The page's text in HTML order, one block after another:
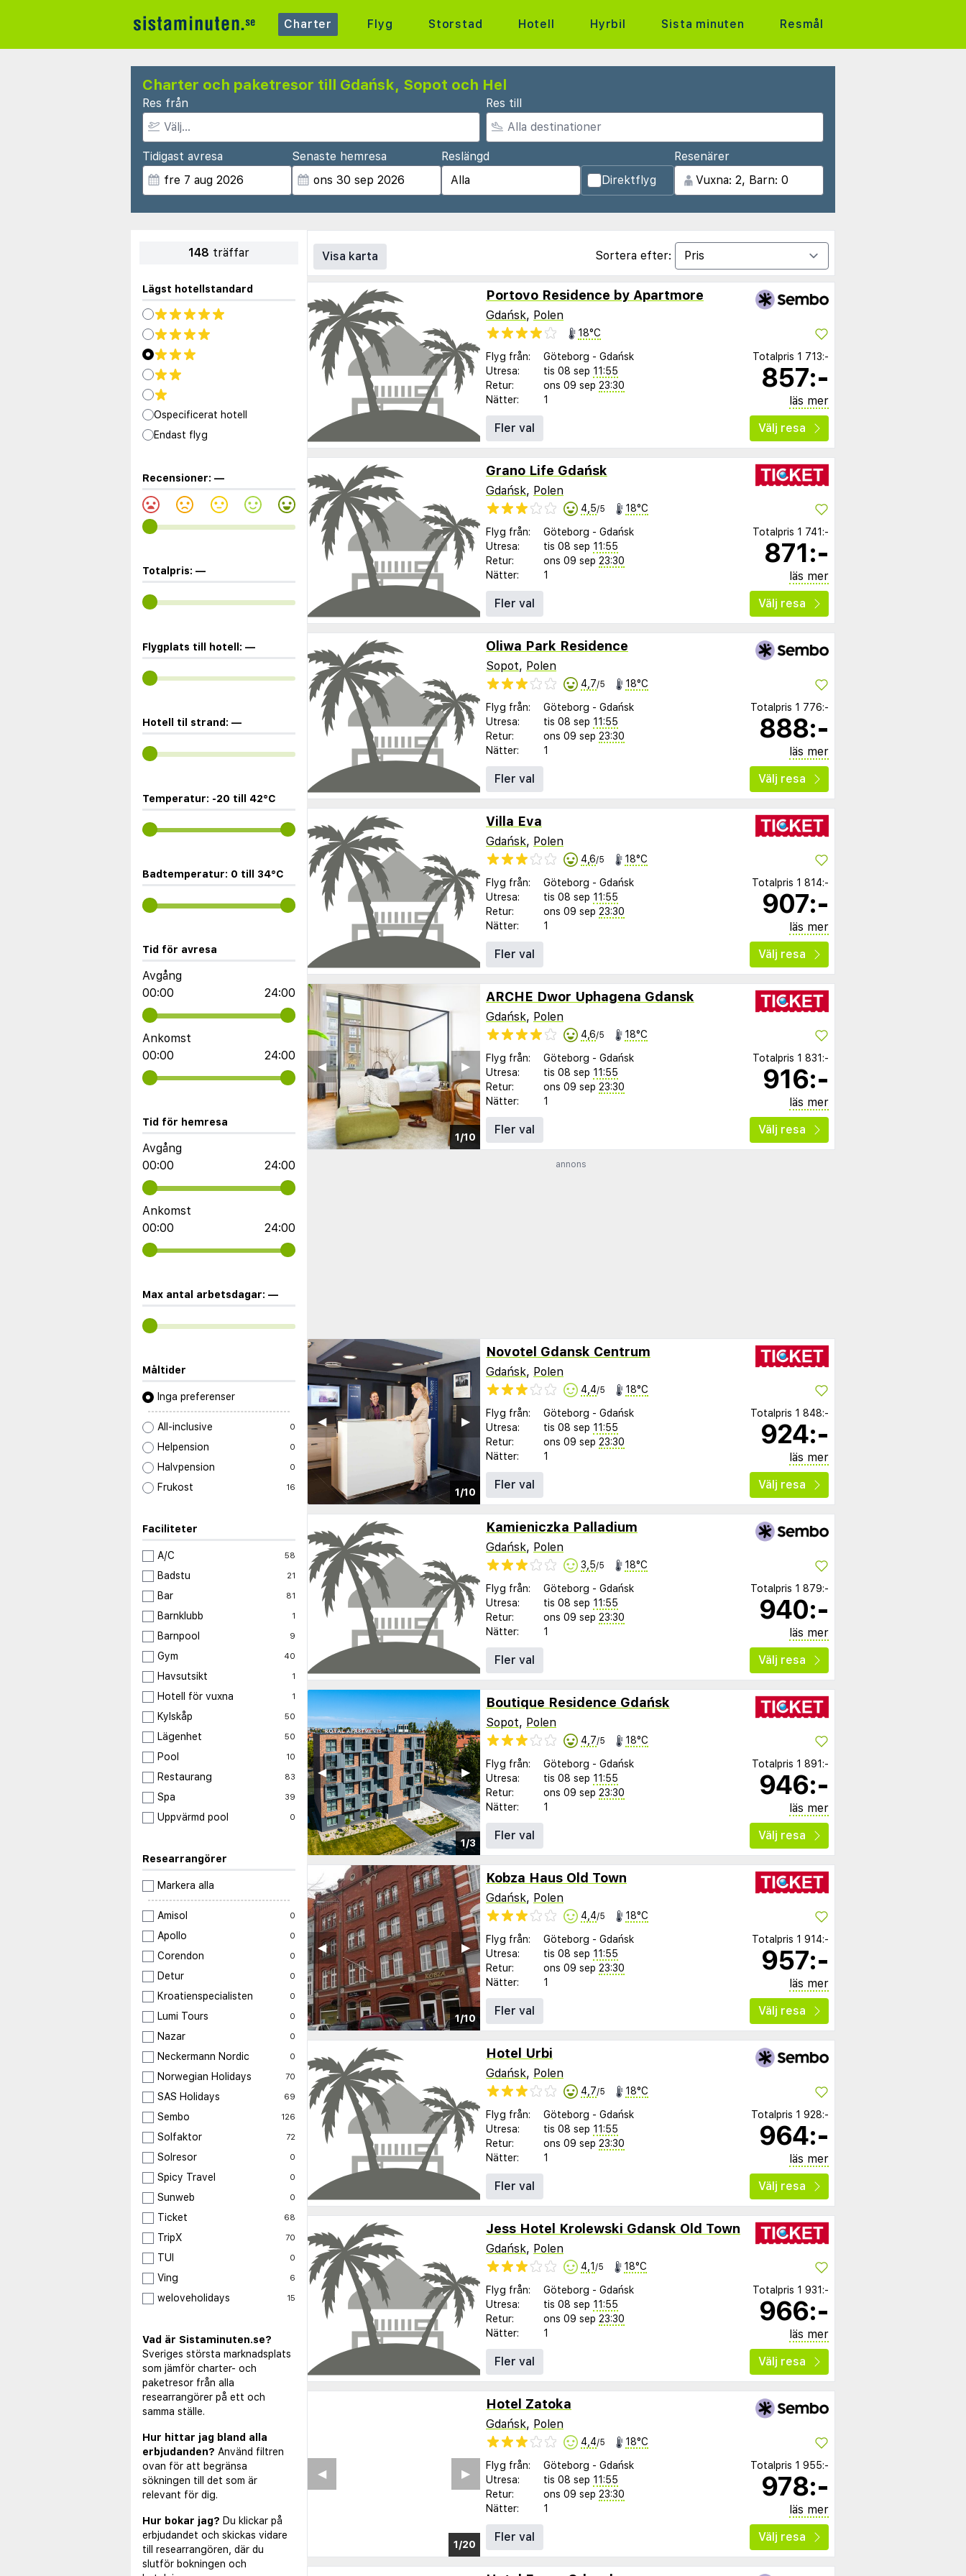
Charter Flyg Storstad Hotell Hyrbil Sista minuten Resmål
Charter och paketresor till Gdańsk, Sopot och Hel
Res från Res till
Tidigast avresa Senaste hemresa
Reslängd
Direktflyg
Resenärer
148 träffar
Lägst hotellstandard
Ospecificerat hotell
Endast flyg
Recensioner: —
Totalpris: —
Flygplats till hotell: —
Hotell til strand: —
Temperatur: -20 till 42°C
Badtemperatur: 0 till 34°C
Tid för avresa
Avgång
00:00
24:00
Ankomst
00:00
24:00
Tid för hemresa
Avgång
00:00
24:00
Ankomst
00:00
24:00
Max antal arbetsdagar: —
Måltider
Inga preferenser
All-inclusive 0
Helpension 0
Halvpension 0
Frukost 16
Faciliteter
A/C 58
Badstu 21
Bar 81
Barnklubb 1
Barnpool 9
Gym 40
Havsutsikt 1
Hotell för vuxna 1
Kylskåp 50
Lägenhet 50
Pool 10
Restaurang 83
Spa 39
Uppvärmd pool 0
Researrangörer
Markera alla
Amisol 0
Apollo 0
Corendon 0
Detur 0
Kroatienspecialisten 0
Lumi Tours 0
Nazar 0
Neckermann Nordic 0
Norwegian Holidays 70
SAS Holidays 69
Sembo 126
Solfaktor 72
Solresor 0
Spicy Travel 0
Sunweb 0
Ticket 68
TripX 70
TUI 0
Ving 6
weloveholidays 15
Vad är Sistaminuten.se?
Sveriges största marknadsplats
som jämför charter- och
paketresor från alla
researrangörer på ett och
samma ställe.
Hur hittar jag bland alla
erbjudanden? Använd filtren
ovan för att begränsa
sökningen till det som är
relevant för dig.
Hur bokar jag? Du klickar på
erbjudandet och skickas vidare
till researrangören, där du
slutför bokningen och
Visa karta Sortera efter:
Portovo Residence by Apartmore
Gdańsk, Polen
18°C
Flyg från: Göteborg - Gdańsk
Utresa:
tis 08 sep 11:55
Retur:
ons 09 sep 23:30
Nätter:
1
Totalpris 1 713:-
857:-
läs mer
Fler val
Välj resa
Grano Life Gdańsk
Gdańsk, Polen
4,5/5 18°C
Flyg från: Göteborg - Gdańsk
Utresa:
tis 08 sep 11:55
Retur:
ons 09 sep 23:30
Nätter:
1
Totalpris 1 741:-
871:-
läs mer
Fler val
Välj resa
Oliwa Park Residence
Sopot, Polen
4,7/5 18°C
Flyg från: Göteborg - Gdańsk
Utresa:
tis 08 sep 11:55
Retur:
ons 09 sep 23:30
Nätter:
1
Totalpris 1 776:-
888:-
läs mer
Fler val
Välj resa
Villa Eva
Gdańsk, Polen
4,6/5 18°C
Flyg från: Göteborg - Gdańsk
Utresa:
tis 08 sep 11:55
Retur:
ons 09 sep 23:30
Nätter:
1
Totalpris 1 814:-
907:-
läs mer
Fler val
Välj resa
1/10
▶︎
◀︎
ARCHE Dwor Uphagena Gdansk
Gdańsk, Polen
4,6/5 18°C
Flyg från: Göteborg - Gdańsk
Utresa:
tis 08 sep 11:55
Retur:
ons 09 sep 23:30
Nätter:
1
Totalpris 1 831:-
916:-
läs mer
Fler val
Välj resa
annons
1/10
▶︎
◀︎
Novotel Gdansk Centrum
Gdańsk, Polen
4,4/5 18°C
Flyg från: Göteborg - Gdańsk
Utresa:
tis 08 sep 11:55
Retur:
ons 09 sep 23:30
Nätter:
1
Totalpris 1 848:-
924:-
läs mer
Fler val
Välj resa
Kamieniczka Palladium
Gdańsk, Polen
3,5/5 18°C
Flyg från: Göteborg - Gdańsk
Utresa:
tis 08 sep 11:55
Retur:
ons 09 sep 23:30
Nätter:
1
Totalpris 1 879:-
940:-
läs mer
Fler val
Välj resa
1/3
▶︎
◀︎
Boutique Residence Gdańsk
Sopot, Polen
4,7/5 18°C
Flyg från: Göteborg - Gdańsk
Utresa:
tis 08 sep 11:55
Retur:
ons 09 sep 23:30
Nätter:
1
Totalpris 1 891:-
946:-
läs mer
Fler val
Välj resa
1/10
▶︎
◀︎
Kobza Haus Old Town
Gdańsk, Polen
4,4/5 18°C
Flyg från: Göteborg - Gdańsk
Utresa:
tis 08 sep 11:55
Retur:
ons 09 sep 23:30
Nätter:
1
Totalpris 1 914:-
957:-
läs mer
Fler val
Välj resa
Hotel Urbi
Gdańsk, Polen
4,7/5 18°C
Flyg från: Göteborg - Gdańsk
Utresa:
tis 08 sep 11:55
Retur:
ons 09 sep 23:30
Nätter:
1
Totalpris 1 928:-
964:-
läs mer
Fler val
Välj resa
Jess Hotel Krolewski Gdansk Old Town
Gdańsk, Polen
4,1 /5 18°C
Flyg från: Göteborg - Gdańsk
Utresa:
tis 08 sep 11:55
Retur:
ons 09 sep 23:30
Nätter:
1
Totalpris 1 931:-
966:-
läs mer
Fler val
Välj resa
1/11
▶︎
◀︎
Hotel Zatoka
Gdańsk, Polen
4,4/5 18°C
Flyg från: Göteborg - Gdańsk
Utresa:
tis 08 sep 11:55
Retur:
ons 09 sep 23:30
Nätter:
1
Totalpris 1 955:-
978:-
läs mer
Fler val
Välj resa